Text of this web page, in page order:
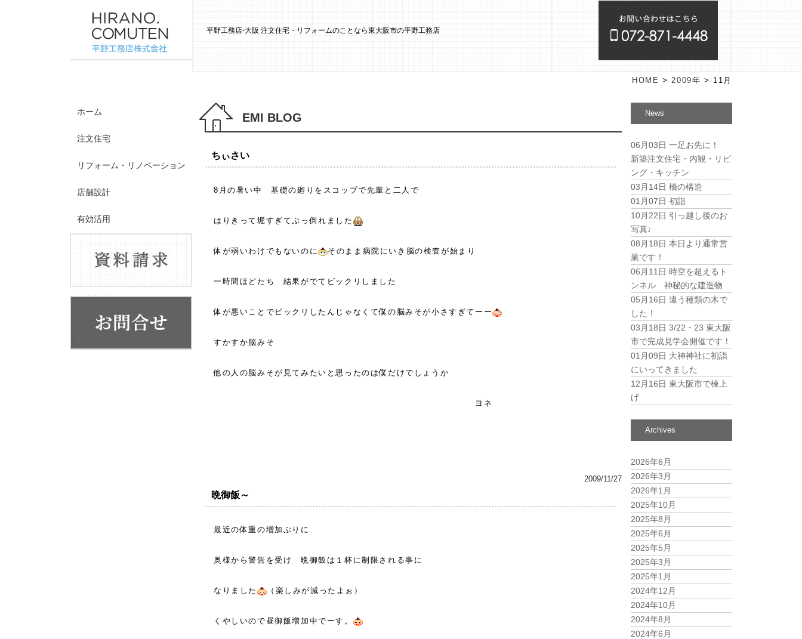
平野工務店-大阪 注文住宅・リフォームのことなら東大阪市の平野工務店
ホーム
注文住宅
リフォーム・リノベーション
店舗設計
有効活用
代表挨拶
会社概要・系列店舗
HOME >2009年 > 11月
EMI BLOG
ちぃさい
8月の暑い中 基礎の廻りをスコップで先輩と二人で
はりきって堀すぎてぶっ倒れました
体が弱いわけでもないのに そのまま病院にいき脳の検査が始まり
一時間ほどたち 結果がでてビックリしました
体が悪いことでビックリしたんじゃなくて僕の脳みそが小さすぎてーー
すかすか脳みそ
他の人の脳みそが見てみたいと思ったのは僕だけでしょうか
ヨネ
2009/11/27
晩御飯～
最近の体重の増加ぶりに
奥様から警告を受け 晩御飯は１杯に制限される事に
なりました （楽しみが減ったよぉ）
くやしいので昼御飯増加中でーす。
News
06月03日 一足お先に！
新築注文住宅・内観・リビ
ング・キッチン
03月14日 橋の構造
01月07日 初詣
10月22日 引っ越し後のお
写真♩
08月18日 本日より通常営
業です！
06月11日 時空を超えるト
ンネル 神秘的な建造物
05月16日 違う種類の木で
した！
03月18日 3/22・23 東大阪
市で完成見学会開催です！
01月09日 大神神社に初詣
にいってきました
12月16日 東大阪市で棟上
げ
Archives
2026年6月
2026年3月
2026年1月
2025年10月
2025年8月
2025年6月
2025年5月
2025年3月
2025年1月
2024年12月
2024年10月
2024年8月
2024年6月